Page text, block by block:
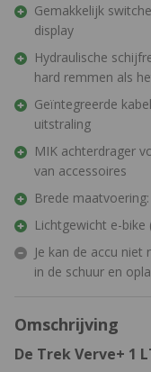
Gemakkelijk
display
Hydraulische
hard remmen als
Geïntegreerde
uitstraling
MIK achterdrager
van accessoires
Brede
Lichtgewicht e-bike
Je kan de accu
in de schuur en
Omschrijving
De Trek Verve+ 1